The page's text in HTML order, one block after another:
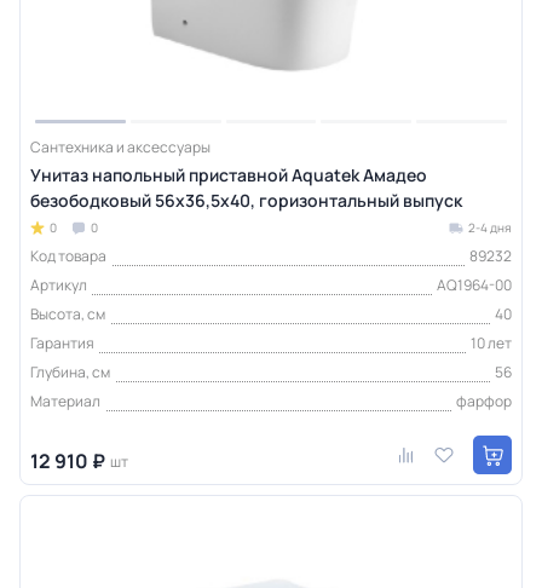
Сантехника и аксессуары
Унитаз напольный приставной Aquatek Амадео
безободковый 56х36,5х40, горизонтальный выпуск
0 0 2-4 дня
Код товара
89232
Артикул
AQ1964-00
Высота, см
40
Гарантия
10 лет
Глубина, см
56
Материал
фарфор
12 910 ₽ шт